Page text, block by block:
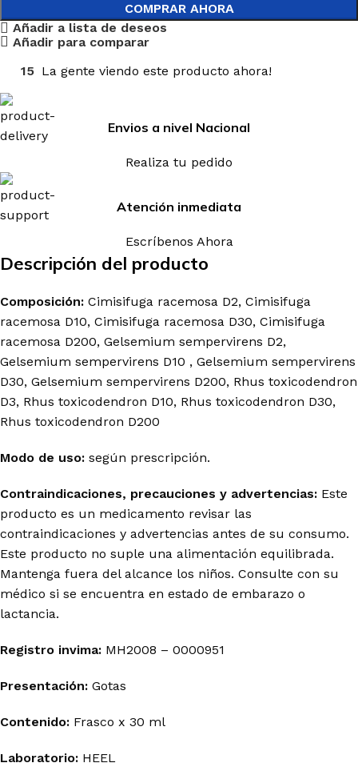
COMPRAR AHORA
Añadir a lista de deseos
Añadir para comparar
15 La gente viendo este producto ahora!
Envios a nivel Nacional
Realiza tu pedido
Atención inmediata
Escríbenos Ahora
Descripción del producto
Composición: Cimisifuga racemosa D2, Cimisifuga
racemosa D10, Cimisifuga racemosa D30, Cimisifuga
racemosa D200, Gelsemium sempervirens D2,
Gelsemium sempervirens D10 , Gelsemium sempervirens
D30, Gelsemium sempervirens D200, Rhus toxicodendron
D3, Rhus toxicodendron D10, Rhus toxicodendron D30,
Rhus toxicodendron D200
Modo de uso: según prescripción.
Contraindicaciones, precauciones y advertencias: Este
producto es un medicamento revisar las
contraindicaciones y advertencias antes de su consumo.
Este producto no suple una alimentación equilibrada.
Mantenga fuera del alcance los niños. Consulte con su
médico si se encuentra en estado de embarazo o
lactancia.
Registro invima: MH2008 – 0000951
Presentación: Gotas
Contenido: Frasco x 30 ml
Laboratorio: HEEL